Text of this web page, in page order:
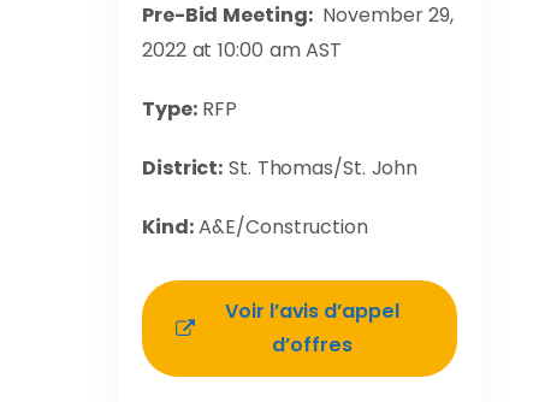
Pre-Bid Meeting: November 29,
2022 at 10:00 am AST
Type:RFP
District: St. Thomas/St. John
Kind:A&E/Construction
Voir l’avis d’appel
d’offres